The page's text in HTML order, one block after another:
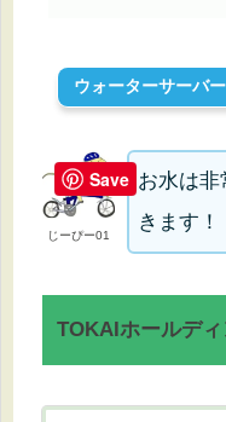
ウォーターサーバ
じーぴー01
お水は
きます！
TOKAIホールデ
Save